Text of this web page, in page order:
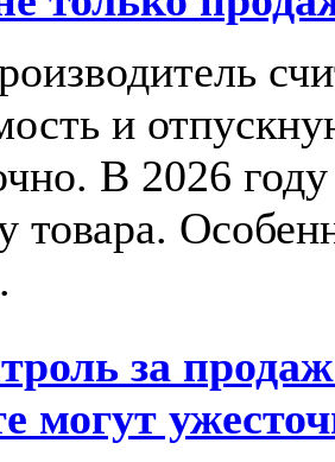
и
В 2026
товара.
за
могут